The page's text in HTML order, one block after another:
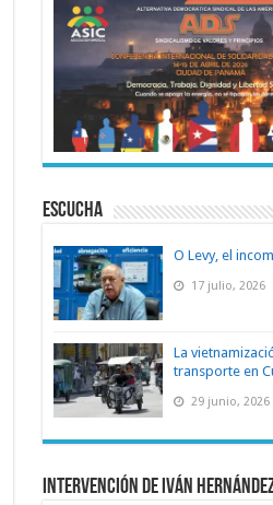
ESCUCHA
O Levy, el
17 julio, 2026
La
transporte en
29 junio, 2026
Intervención de Iván